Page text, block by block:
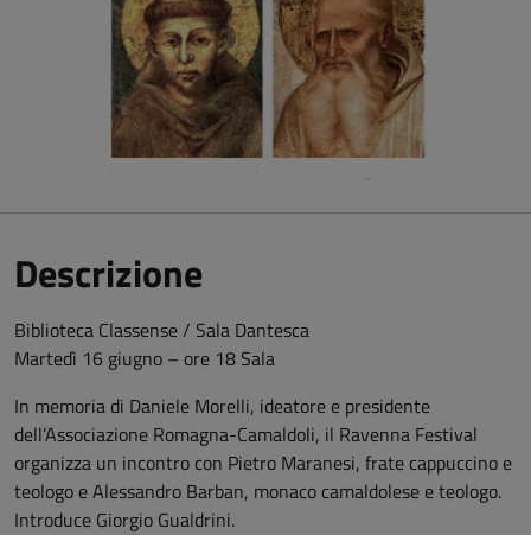
Descrizione
Biblioteca Classense / Sala Dantesca
Martedì 16 giugno – ore 18 Sala
In memoria di Daniele Morelli, ideatore e presidente
dell’Associazione Romagna-Camaldoli, il Ravenna Festival
organizza un incontro con Pietro Maranesi, frate cappuccino e
teologo e Alessandro Barban, monaco camaldolese e teologo.
Introduce Giorgio Gualdrini.